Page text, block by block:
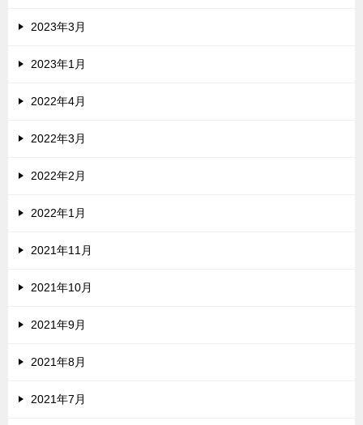
2023年3月
2023年1月
2022年4月
2022年3月
2022年2月
2022年1月
2021年11月
2021年10月
2021年9月
2021年8月
2021年7月